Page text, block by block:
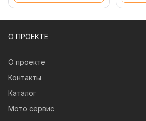
О ПРОЕКТЕ
О проекте
Контакты
Каталог
Мото сервис